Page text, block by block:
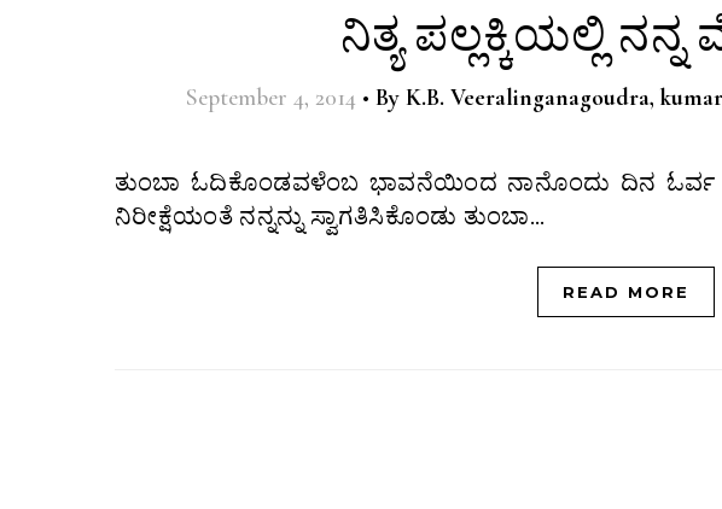
ನಿತ್ಯ ಪಲ್ಲಕ್ಕಿಯಲ್ಲಿ
September 4, 2014 • By K.B. Veeralinganagoudra,
ತುಂಬಾ ಓದಿಕೊಂಡವಳೆಂಬ ಭಾವನೆಯಿಂದ ನಾನೊಂದು ದಿನ ಓರ್ವ ಮಹಿಳಾ ಕವಯತ್ರಿಯ ಮನೆಯ ಕದವ ತಟ್ಟಿದೆ,
ನಿರೀಕ್ಷೆಯಂತೆ ನನ್ನನ್ನು ಸ್ವಾಗತಿಸಿಕೊಂಡು ತುಂಬಾ…
READ MORE